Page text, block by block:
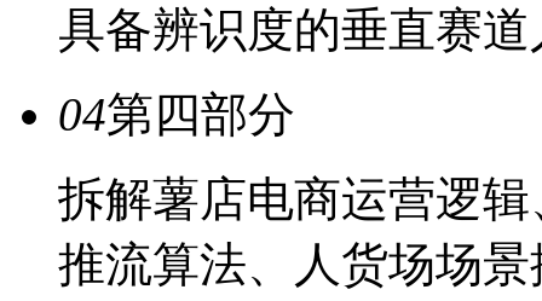
具备辨识度的垂直赛
04第四部分
拆解薯店电商运营逻
推流算法、人货场场